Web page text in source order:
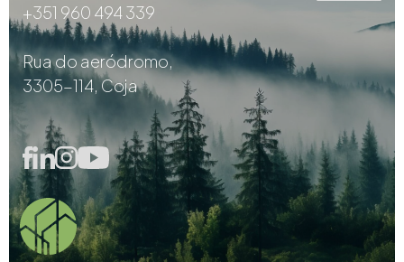
+351 960 494 339
Rua do aeródromo,
3305-114, Coja